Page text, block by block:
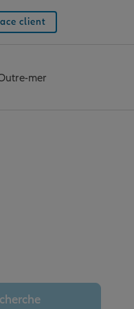
client
mer